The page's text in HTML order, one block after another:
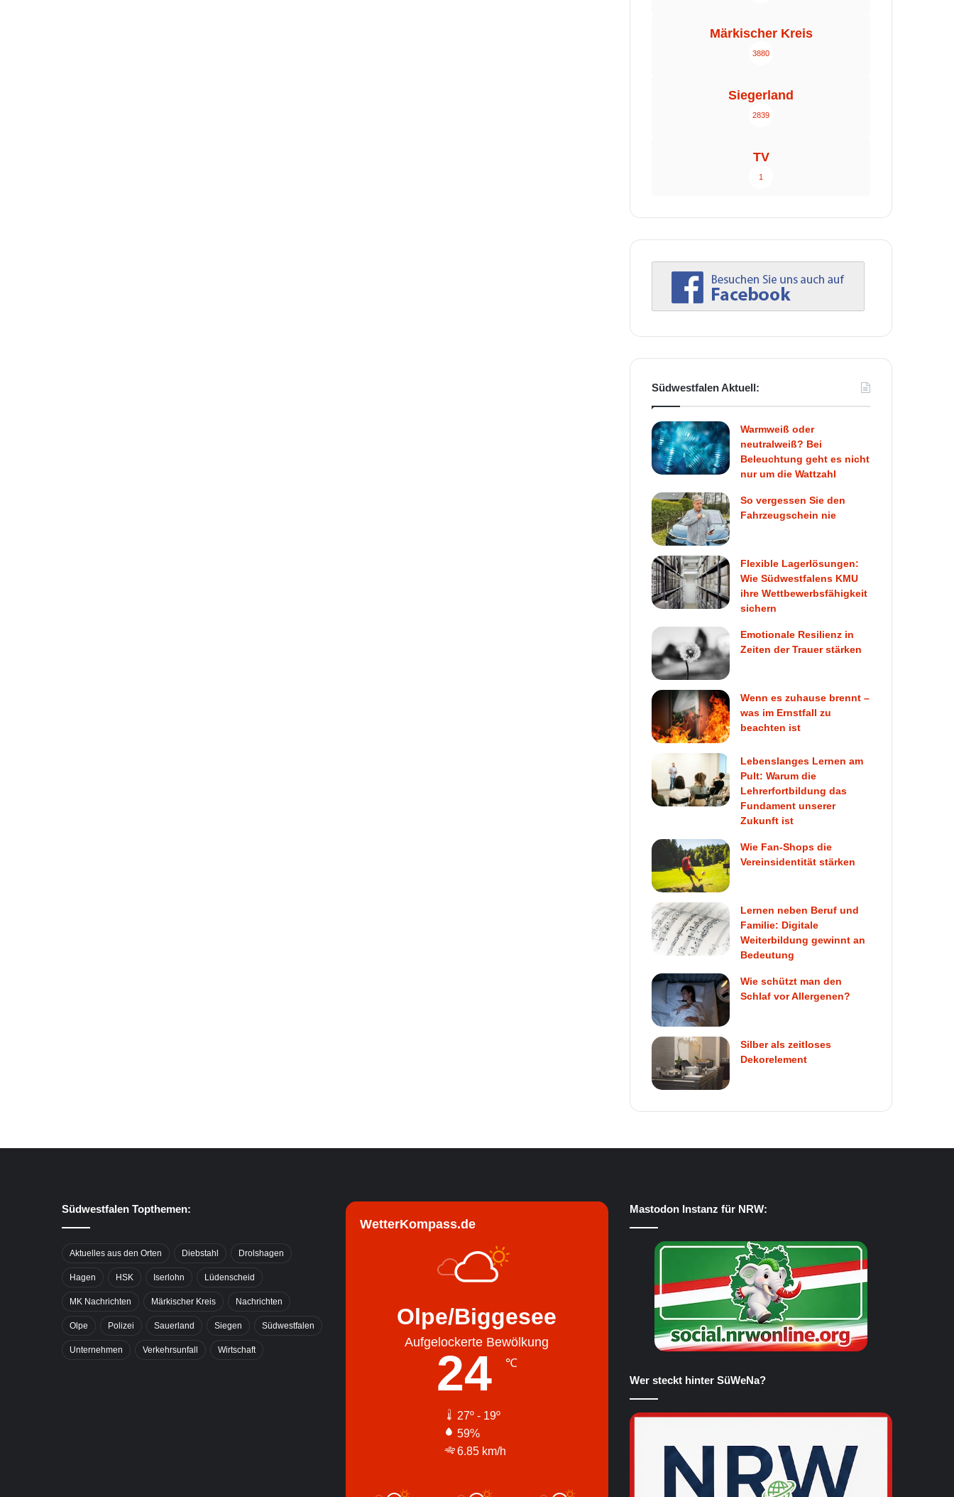
Märkischer Kreis
3880
Siegerland
2839
TV
1
Südwestfalen Aktuell:
Warmweiß oder
neutralweiß? Bei
Beleuchtung geht es nicht
nur um die Wattzahl
So vergessen Sie den
Fahrzeugschein nie
Flexible Lagerlösungen:
Wie Südwestfalens KMU
ihre Wettbewerbsfähigkeit
sichern
Emotionale Resilienz in
Zeiten der Trauer stärken
Wenn es zuhause brennt –
was im Ernstfall zu
beachten ist
Lebenslanges Lernen am
Pult: Warum die
Lehrerfortbildung das
Fundament unserer
Zukunft ist
Wie Fan-Shops die
Vereinsidentität stärken
Lernen neben Beruf und
Familie: Digitale
Weiterbildung gewinnt an
Bedeutung
Wie schützt man den
Schlaf vor Allergenen?
Silber als zeitloses
Dekorelement
Südwestfalen Topthemen:
Aktuelles aus den Orten Diebstahl Drolshagen
Hagen HSK Iserlohn Lüdenscheid
MK Nachrichten Märkischer Kreis Nachrichten
Olpe Polizei Sauerland Siegen Südwestfalen
Unternehmen Verkehrsunfall Wirtschaft
WetterKompass.de
Olpe/Biggesee
Aufgelockerte Bewölkung
24 ℃
27º - 19º
59%
6.85 km/h
Mastodon Instanz für NRW:
Wer steckt hinter SüWeNa?